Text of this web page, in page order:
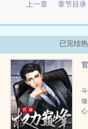
上一章 章节目录
已完结